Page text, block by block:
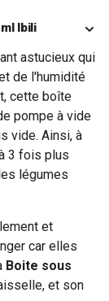
Ibili
astucieux qui
de l'humidité
cette boîte
pompe à vide
vide. Ainsi, à
3 fois plus
légumes
et
car elles
Boite sous
et son